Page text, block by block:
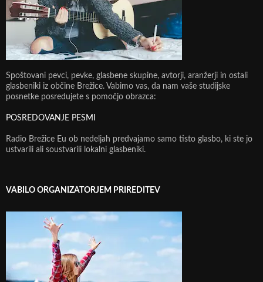
Spoštovani pevci, pevke, glasbene skupine, avtorji, aranžerji in ostali
glasbeniki iz občine Brežice. Vabimo vas, da nam vaše studijske
posnetke posredujete s pomočjo obrazca:
POSREDOVANJE PESMI
Radio Brežice Eu ob nedeljah predvajamo samo tisto glasbo, ki ste jo
ustvarili ali soustvarili lokalni glasbeniki.
VABILO ORGANIZATORJEM PRIREDITEV